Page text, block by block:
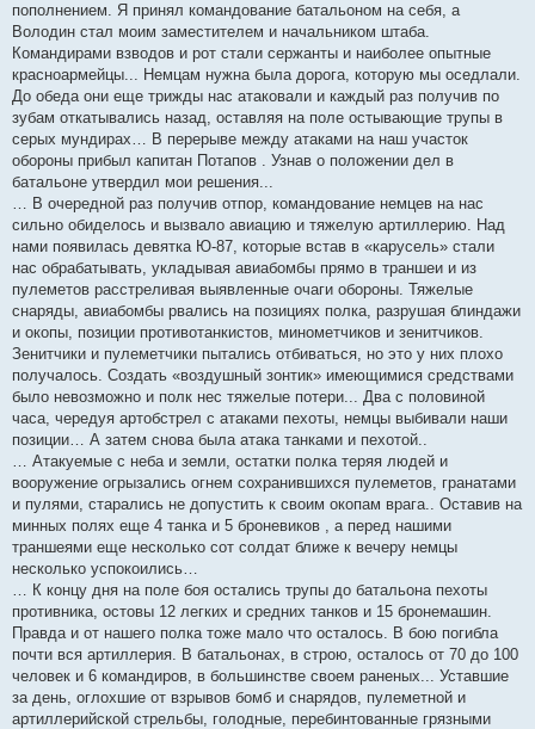
пополнением. Я принял командование батальоном на себя, а
Володин стал моим заместителем и начальником штаба.
Командирами взводов и рот стали сержанты и наиболее опытные
красноармейцы... Немцам нужна была дорога, которую мы оседлали.
До обеда они еще трижды нас атаковали и каждый раз получив по
зубам откатывались назад, оставляя на поле остывающие трупы в
серых мундирах… В перерыве между атаками на наш участок
обороны прибыл капитан Потапов . Узнав о положении дел в
батальоне утвердил мои решения...
… В очередной раз получив отпор, командование немцев на нас
сильно обиделось и вызвало авиацию и тяжелую артиллерию. Над
нами появилась девятка Ю-87, которые встав в «карусель» стали
нас обрабатывать, укладывая авиабомбы прямо в траншеи и из
пулеметов расстреливая выявленные очаги обороны. Тяжелые
снаряды, авиабомбы рвались на позициях полка, разрушая блиндажи
и окопы, позиции противотанкистов, минометчиков и зенитчиков.
Зенитчики и пулеметчики пытались отбиваться, но это у них плохо
получалось. Создать «воздушный зонтик» имеющимися средствами
было невозможно и полк нес тяжелые потери... Два с половиной
часа, чередуя артобстрел с атаками пехоты, немцы выбивали наши
позиции… А затем снова была атака танками и пехотой..
… Атакуемые с неба и земли, остатки полка теряя людей и
вооружение огрызались огнем сохранившихся пулеметов, гранатами
и пулями, старались не допустить к своим окопам врага.. Оставив на
минных полях еще 4 танка и 5 броневиков , а перед нашими
траншеями еще несколько сот солдат ближе к вечеру немцы
несколько успокоились…
… К концу дня на поле боя остались трупы до батальона пехоты
противника, остовы 12 легких и средних танков и 15 бронемашин.
Правда и от нашего полка тоже мало что осталось. В бою погибла
почти вся артиллерия. В батальонах, в строю, осталось от 70 до 100
человек и 6 командиров, в большинстве своем раненых... Уставшие
за день, оглохшие от взрывов бомб и снарядов, пулеметной и
артиллерийской стрельбы, голодные, перебинтованные грязными